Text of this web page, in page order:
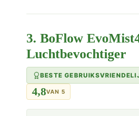
3. BoFlow
Luchtbevochtiger
BESTE
4,8VAN 5